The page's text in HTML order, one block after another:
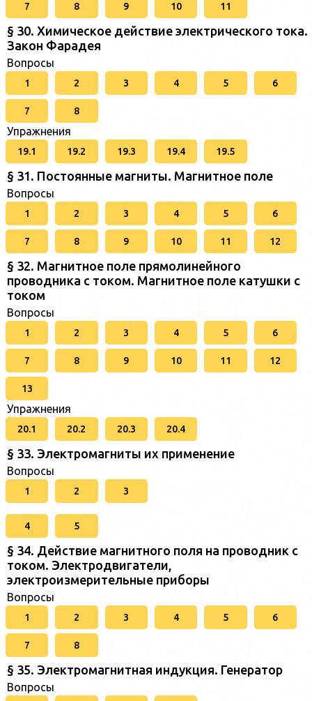
7 8 9 10 11
§ 30. Химическое действие электрического тока.
Закон Фарадея
Вопросы
1 2 3 4 5 6
7 8
Упражнения
19.1 19.2 19.3 19.4 19.5
§ 31. Постоянные магниты. Магнитное поле
Вопросы
1 2 3 4 5 6
7 8 9 10 11 12
§ 32. Магнитное поле прямолинейного
проводника с током. Магнитное поле катушки с
током
Вопросы
1 2 3 4 5 6
7 8 9 10 11 12
13
Упражнения
20.1 20.2 20.3 20.4
§ 33. Электромагниты их применение
Вопросы
1 2 3
4 5
§ 34. Действие магнитного поля на проводник с
током. Электродвигатели,
электроизмерительные приборы
Вопросы
1 2 3 4 5 6
7 8
§ 35. Электромагнитная индукция. Генератор
Вопросы